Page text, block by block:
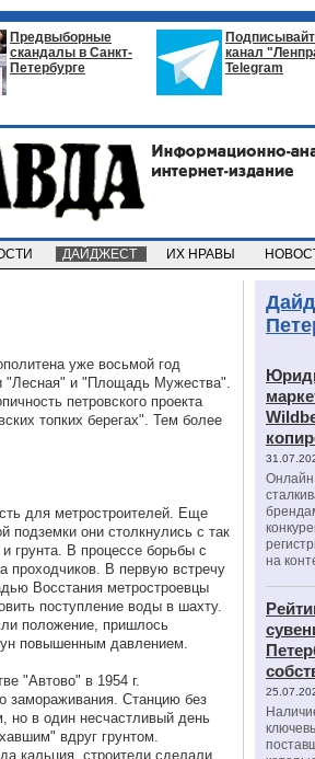
Предвыборные
скандалы в Санкт-
Петербурге
канал
Telegram
ДАЙДЖЕСТ ИХ НРАВЫ
уже восьмой год
"Лесная" и "Площадь Мужества".
петровского проекта
топких берегах". Тем более
для метростроителей. Еще
подземки они столкнулись с так
В процессе борьбы с
проходчиков. В первую встречу
Восстания метростроевцы
поступление воды в шахту.
положение, пришлось
повышенным давлением.
"Автово" в 1954 г.
замораживания. Станцию без
но в один несчастливый день
вдруг грунтом.
кальция, строители сделали
Онлайн
на